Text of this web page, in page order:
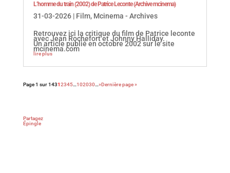
L’homme du train (2002) de Patrice Leconte (Archive mcinema)
31-03-2026| Film, Mcinema - Archives
Retrouvez ici la critique du film de Patrice leconte
avec Jean Rochefort et Johnny Halliday.
Un article publié en octobre 2002 sur le site
mcinema.com
lire plus
Page 1 sur 1431 2345…102030…»Dernière page »
Partagez
Épingle